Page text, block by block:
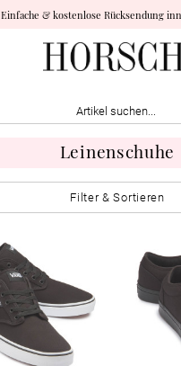
Einfache & kostenlose Rücksendung
Leinenschuhe
Filter & Sortieren